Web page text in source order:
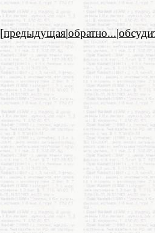
[предыдущая|обратно...|